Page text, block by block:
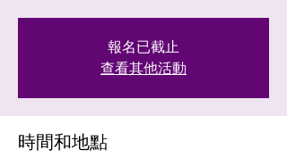
報名已截止
查看其他活動
時間和地點